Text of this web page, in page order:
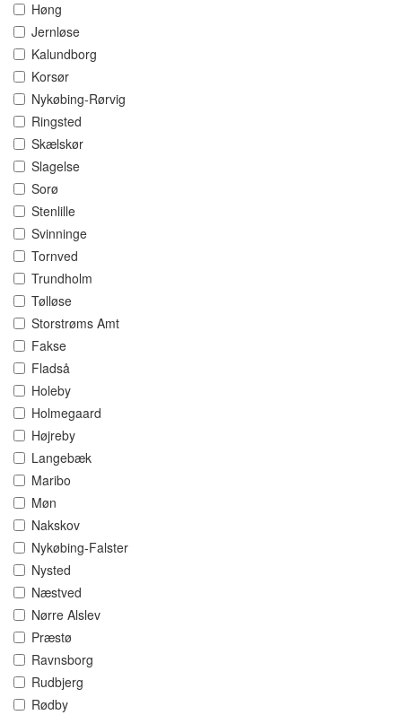
Høng
Jernløse
Kalundborg
Korsør
Nykøbing-Rørvig
Ringsted
Skælskør
Slagelse
Sorø
Stenlille
Svinninge
Tornved
Trundholm
Tølløse
Storstrøms Amt
Fakse
Fladså
Holeby
Holmegaard
Højreby
Langebæk
Maribo
Møn
Nakskov
Nykøbing-Falster
Nysted
Næstved
Nørre Alslev
Præstø
Ravnsborg
Rudbjerg
Rødby